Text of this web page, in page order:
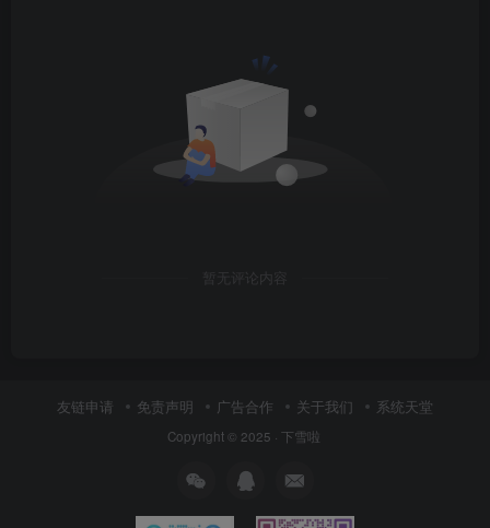
暂无评论内容
友链申请 免责声明 广告合作 关于我们 系统天堂
Copyright © 2025 · 下雪啦